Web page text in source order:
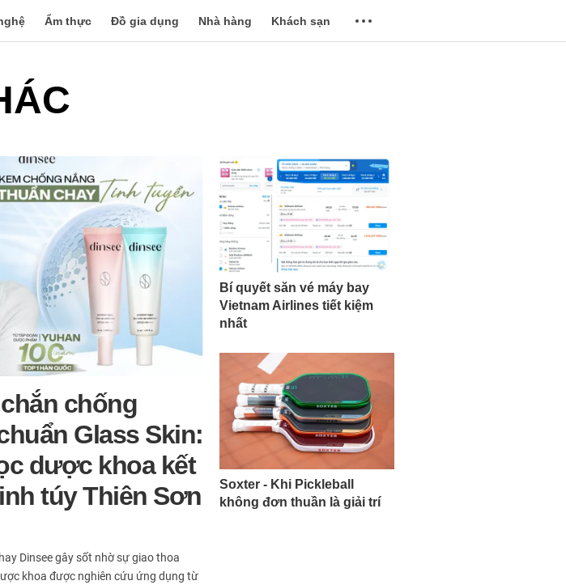
chống
Glass Skin:
dược khoa kết
túy Thiên Sơn
Dinsee gây sốt nhờ sự giao thoa
khoa được nghiên cứu ứng dụng từ
Bí quyết săn vé máy bay
Vietnam Airlines tiết kiệm
nhất
Soxter - Khi Pickleball
không đơn thuần là giải trí
Ẩm thực Đồ gia dụng Nhà hàng Khách sạn